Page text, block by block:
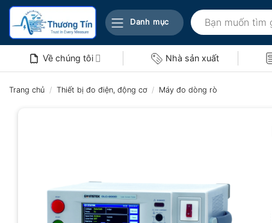
Bỏ
nội
Danh mục
Tìm
kiếm:
Về chúng tôi Nhà sản xuất
Trang chủ / Thiết bị đo điện, động cơ / Máy đo dòng rò